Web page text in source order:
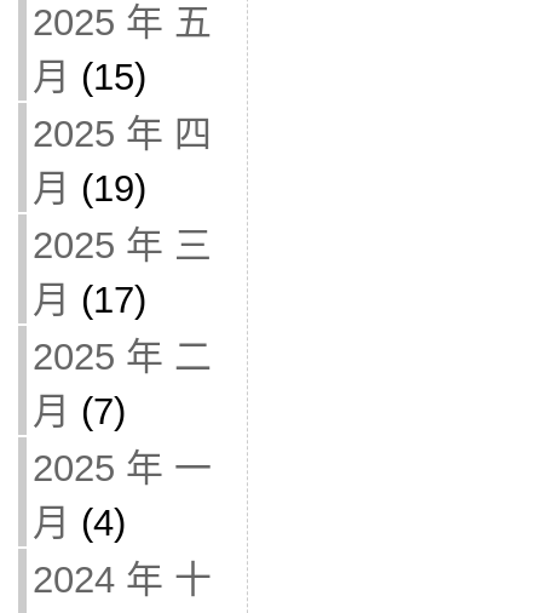
2025 年 五
月 (15)
2025 年 四
月 (19)
2025 年 三
月 (17)
2025 年 二
月 (7)
2025 年 一
月 (4)
2024 年 十